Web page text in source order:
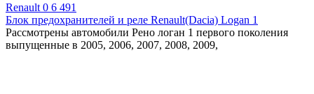
Renault 0 6 491
Блок предохранителей и реле Renault(Dacia) Logan 1
Рассмотрены автомобили Рено логан 1 первого поколения
выпущенные в 2005, 2006, 2007, 2008, 2009,